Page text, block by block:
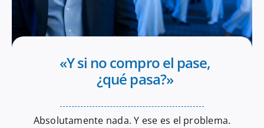
«Y si no compro el pase,
¿qué pasa?»
Absolutamente nada. Y ese es el problema.